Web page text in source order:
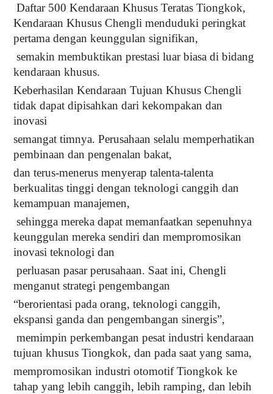
Daftar 500 Kendaraan Khusus Teratas Tiongkok,
Kendaraan Khusus Chengli menduduki peringkat
pertama dengan keunggulan signifikan,
semakin membuktikan prestasi luar biasa di bidang
kendaraan khusus.
Keberhasilan Kendaraan Tujuan Khusus Chengli
tidak dapat dipisahkan dari kekompakan dan
inovasi
semangat timnya. Perusahaan selalu memperhatikan
pembinaan dan pengenalan bakat,
dan terus-menerus menyerap talenta-talenta
berkualitas tinggi dengan teknologi canggih dan
kemampuan manajemen,
sehingga mereka dapat memanfaatkan sepenuhnya
keunggulan mereka sendiri dan mempromosikan
inovasi teknologi dan
perluasan pasar perusahaan. Saat ini, Chengli
menganut strategi pengembangan
“berorientasi pada orang, teknologi canggih,
ekspansi ganda dan pengembangan sinergis”,
memimpin perkembangan pesat industri kendaraan
tujuan khusus Tiongkok, dan pada saat yang sama,
mempromosikan industri otomotif Tiongkok ke
tahap yang lebih canggih, lebih ramping, dan lebih